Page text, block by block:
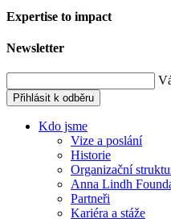
Expertise to impact
Newsletter
Přihlásit k odběru
Kdo jsme
Vize a poslání
Historie
Organizační
Anna Lindh
Partneři
Kariéra a stáže